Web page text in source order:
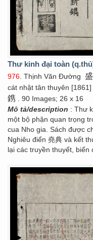
Thư kinh đại toàn
976 . Thịnh Văn Đường
cát nhật tân thuyên [1861]
鎸 . 90 Images; 26 x 16
Mô tả/description : Thư
một bộ phận quan trọng
cua Nho gia. Sách được
Nghiêu điển 堯典 và kết
lại các truyền thuyết, biến